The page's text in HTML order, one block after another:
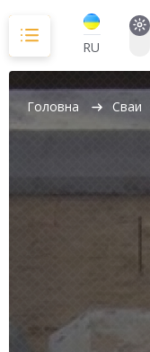
до
вмісту
RU
Головна Сваи